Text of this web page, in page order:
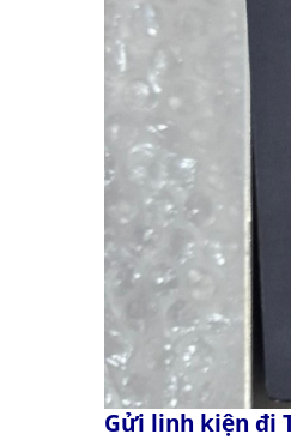
Gửi linh kiện đi